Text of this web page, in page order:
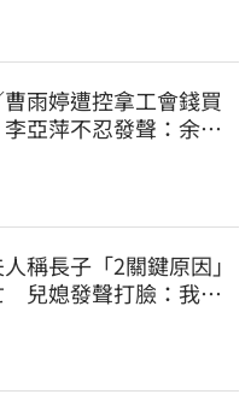
雨婷遭控拿工會錢買
亞萍不忍發聲：余天
稱長子「2關鍵原因」
兒媳發聲打臉：我從